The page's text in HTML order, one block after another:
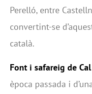
Perelló, entre
convertint-se
català.
Font i safareig de Cal
època passada i